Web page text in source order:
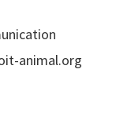
animal.org